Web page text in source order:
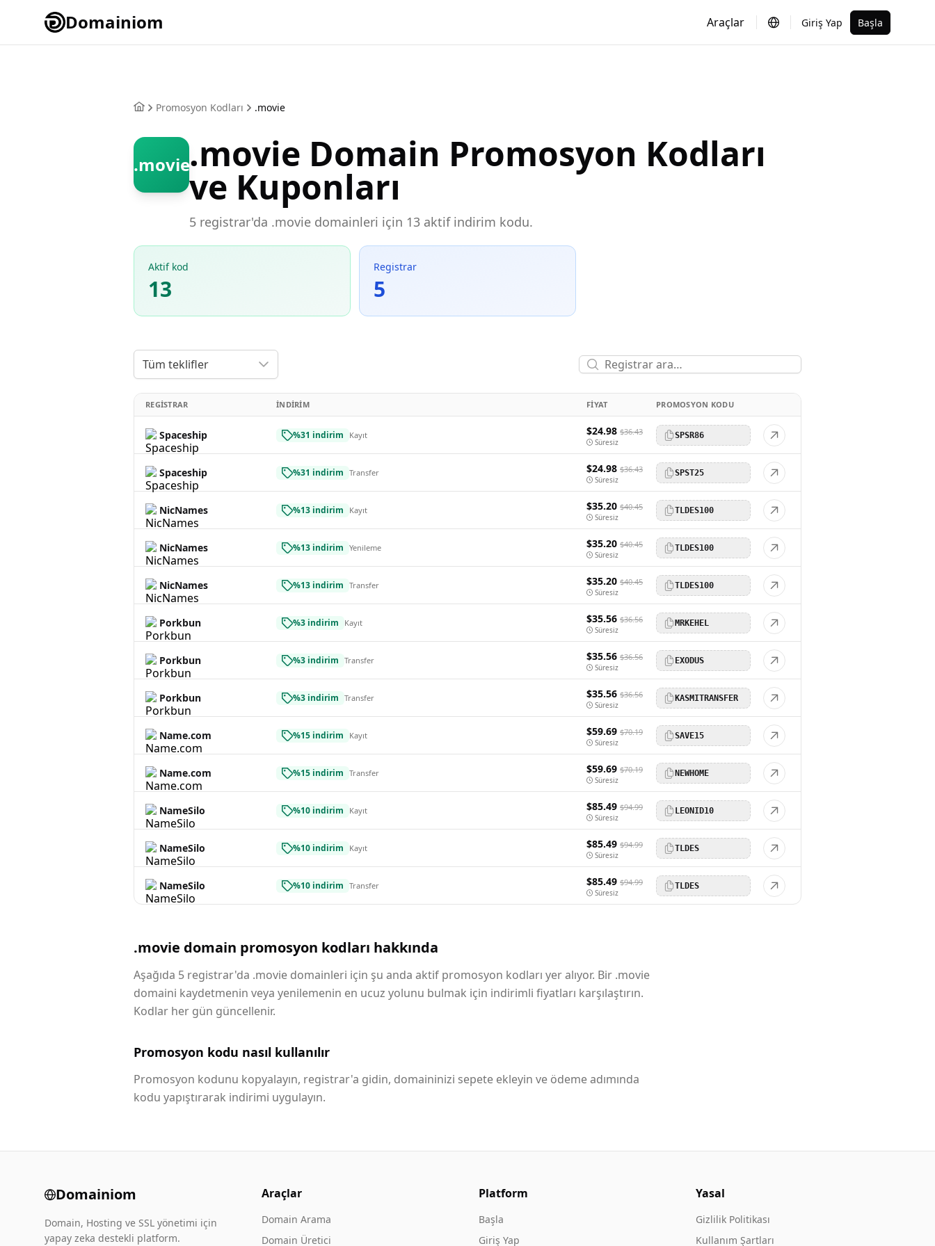
Domainiom Araçlar Giriş Yap Başla
Promosyon Kodları .movie
.movie.movie Domain Promosyon Kodları
ve Kuponları
5 registrar'da .movie domainleri için 13 aktif indirim kodu.
Aktif kod
13
Registrar
5
Tüm teklifler
REGISTRAR İNDIRIM FIYAT PROMOSYON KODU
Spaceship %31 indirim Kayıt $24.98 $36.43
Süresiz
SPSR86
Spaceship %31 indirim Transfer $24.98 $36.43
Süresiz
SPST25
NicNames %13 indirim Kayıt $35.20 $40.45
Süresiz
TLDES100
NicNames %13 indirim Yenileme $35.20 $40.45
Süresiz
TLDES100
NicNames %13 indirim Transfer $35.20 $40.45
Süresiz
TLDES100
Porkbun %3 indirim Kayıt $35.56 $36.56
Süresiz
MRKEHEL
Porkbun %3 indirim Transfer $35.56 $36.56
Süresiz
EXODUS
Porkbun %3 indirim Transfer $35.56 $36.56
Süresiz
KASMITRANSFER
Name.com %15 indirim Kayıt $59.69 $70.19
Süresiz
SAVE15
Name.com %15 indirim Transfer $59.69 $70.19
Süresiz
NEWHOME
NameSilo %10 indirim Kayıt $85.49 $94.99
Süresiz
LEONID10
NameSilo %10 indirim Kayıt $85.49 $94.99
Süresiz
TLDES
NameSilo %10 indirim Transfer $85.49 $94.99
Süresiz
TLDES
.movie domain promosyon kodları hakkında
Aşağıda 5 registrar'da .movie domainleri için şu anda aktif promosyon kodları yer alıyor. Bir .movie
domaini kaydetmenin veya yenilemenin en ucuz yolunu bulmak için indirimli fiyatları karşılaştırın.
Kodlar her gün güncellenir.
Promosyon kodu nasıl kullanılır
Promosyon kodunu kopyalayın, registrar'a gidin, domaininizi sepete ekleyin ve ödeme adımında
kodu yapıştırarak indirimi uygulayın.
Domainiom
Domain, Hosting ve SSL yönetimi için
yapay zeka destekli platform.
Araçlar
Domain Arama
Domain Üretici
Platform
Başla
Giriş Yap
Yasal
Gizlilik Politikası
Kullanım Şartları